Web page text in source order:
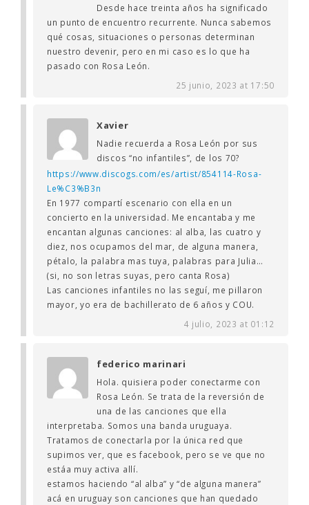
Desde hace treinta años ha significado
un punto de encuentro recurrente. Nunca sabemos
qué cosas, situaciones o personas determinan
nuestro devenir, pero en mi caso es lo que ha
pasado con Rosa León.
25 junio, 2023 at 17:50
Xavier
Nadie recuerda a Rosa León por sus
discos “no infantiles”, de los 70?
https://www.discogs.com/es/artist/854114-Rosa-
Le%C3%B3n
En 1977 compartí escenario con ella en un
concierto en la universidad. Me encantaba y me
encantan algunas canciones: al alba, las cuatro y
diez, nos ocupamos del mar, de alguna manera,
pétalo, la palabra mas tuya, palabras para Julia…
(si, no son letras suyas, pero canta Rosa)
Las canciones infantiles no las seguí, me pillaron
mayor, yo era de bachillerato de 6 años y COU.
4 julio, 2023 at 01:12
federico marinari
Hola. quisiera poder conectarme con
Rosa León. Se trata de la reversión de
una de las canciones que ella
interpretaba. Somos una banda uruguaya.
Tratamos de conectarla por la única red que
supimos ver, que es facebook, pero se ve que no
estáa muy activa allí.
estamos haciendo “al alba” y “de alguna manera”
acá en uruguay son canciones que han quedado